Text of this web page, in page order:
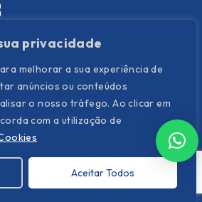
privacidade
melhorar a sua experiência de
anúncios ou conteúdos
o nosso tráfego. Ao clicar em
com a utilização de
Aceitar Todos
|Política de Cookies |
Termos e
Rights Reserved. Powered by YOUNIK